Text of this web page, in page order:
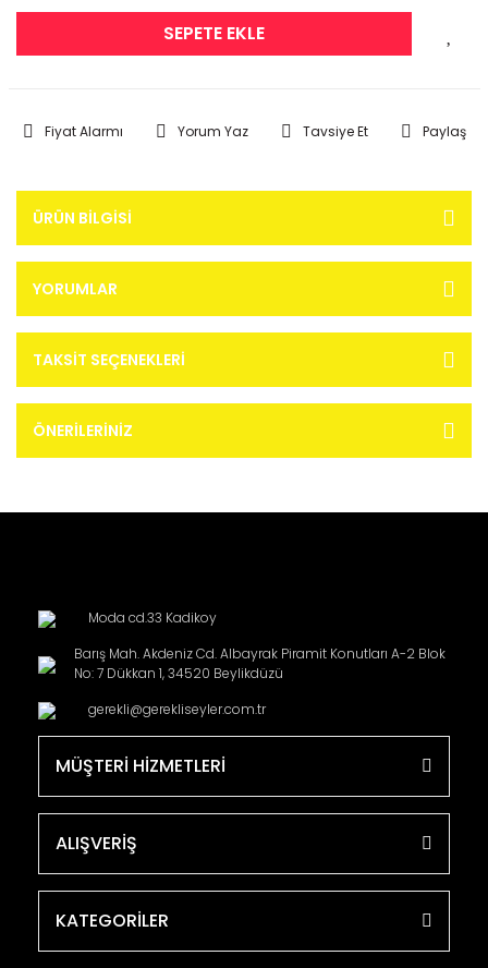
SEPETE EKLE
Fiyat Alarmı Yorum Yaz Tavsiye Et Paylaş
ÜRÜN BILGISI
YORUMLAR
TAKSIT SEÇENEKLERI
ÖNERILERINIZ
Moda cd.33 Kadikoy
Barış Mah. Akdeniz Cd. Albayrak Piramit Konutları A-2 Blok
No: 7 Dükkan 1, 34520 Beylikdüzü
gerekli@gerekliseyler.com.tr
MÜŞTERİ HİZMETLERİ
ALIŞVERİŞ
KATEGORİLER